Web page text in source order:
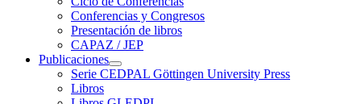
Conferencias y Congresos
Presentación de libros
CAPAZ / JEP
Publicaciones
Serie CEDPAL Göttingen University Press
Libros